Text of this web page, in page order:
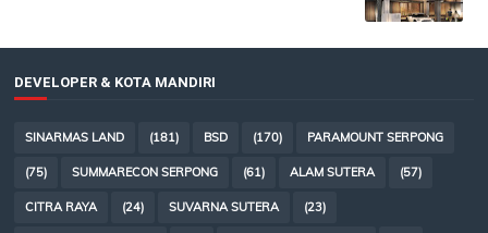
DEVELOPER & KOTA MANDIRI
SINARMAS LAND (181) BSD (170) PARAMOUNT SERPONG
(75) SUMMARECON SERPONG (61) ALAM SUTERA (57)
CITRA RAYA (24) SUVARNA SUTERA (23)